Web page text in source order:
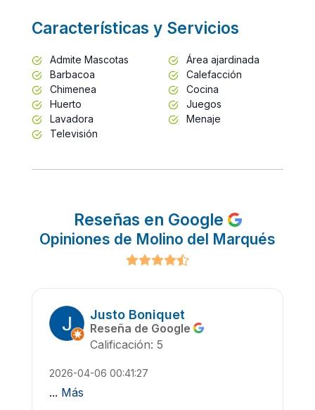
Características y Servicios
Admite Mascotas
Área ajardinada
Barbacoa
Calefacción
Chimenea
Cocina
Huerto
Juegos
Lavadora
Menaje
Televisión
Reseñas en Google
Opiniones de Molino del Marqués
Justo Boniquet
Reseña de Google
Calificación: 5
2026-04-06 00:41:27
... Más